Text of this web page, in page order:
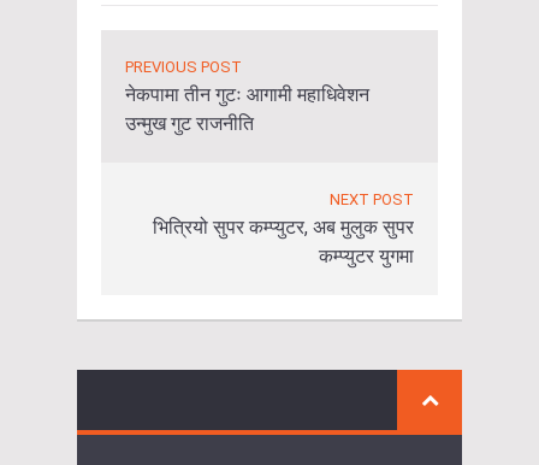
PREVIOUS POST
नेकपामा तीन गुटः आगामी महाधिवेशन
उन्मुख गुट राजनीति
NEXT POST
भित्रियो सुपर कम्प्युटर, अब मुलुक सुपर
कम्प्युटर युगमा